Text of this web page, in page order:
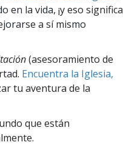
en la vida, ¡y eso significa
a sí mismo
(asesoramiento de
Encuentra la Iglesia,
tu aventura de la
que están